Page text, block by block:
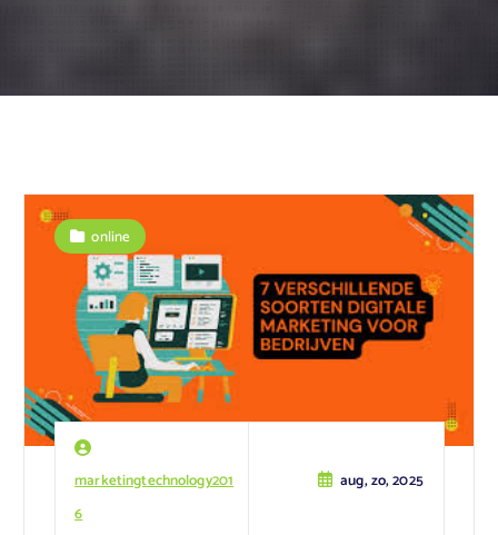
marketingtechnology201
6
aug, zo, 2025
online